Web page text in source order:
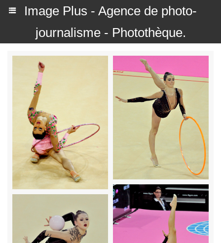
Image Plus - Agence de photo-
journalisme - Photothèque.